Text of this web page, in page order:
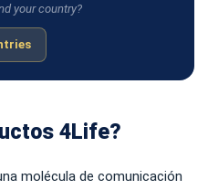
your country?
4Life?
molécula de comunicación